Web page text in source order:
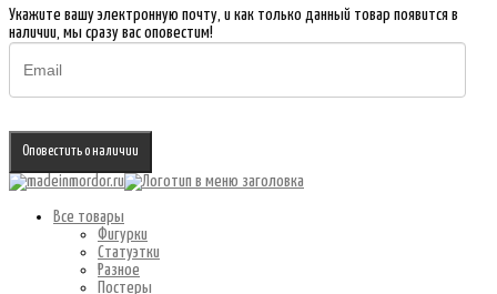
Укажите вашу электронную почту, и как только данный товар появится в
наличии, мы сразу вас оповестим!
Оповестить о наличии
Все товары
Фигурки
Статуэтки
Разное
Постеры